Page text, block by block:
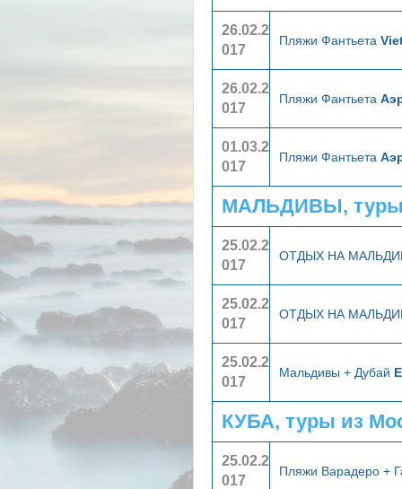
26.02.2
017
Пляжи Фантьета
26.02.2
017
Пляжи Фантьета
01.03.2
017
Пляжи Фантьета
МАЛЬДИВЫ, туры
25.02.2
017
ОТДЫХ НА
25.02.2
017
ОТДЫХ НА
25.02.2
017
Мальдивы + Дубай
КУБА, туры из
25.02.2
017
Пляжи Варадеро +